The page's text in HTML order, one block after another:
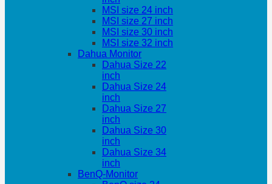
MSI size 24 inch
MSI size 27 inch
MSI size 30 inch
MSI size 32 inch
Dahua Monitor
Dahua Size 22
inch
Dahua Size 24
inch
Dahua Size 27
inch
Dahua Size 30
inch
Dahua Size 34
inch
BenQ-Monitor